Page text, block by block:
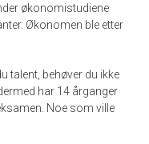
økonomistudiene
Økonomen ble etter
talent, behøver du ikke
har 14 årganger
Noe som ville